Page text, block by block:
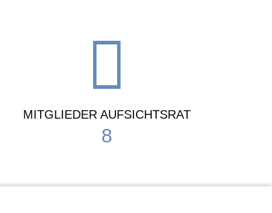
MITGLIEDER AUFSICHTSRAT
8